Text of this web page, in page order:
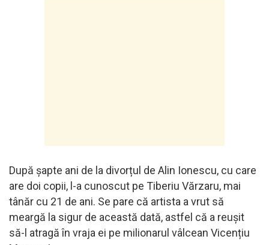
După șapte ani de la divorțul de Alin Ionescu, cu care
are doi copii, l-a cunoscut pe Tiberiu Vărzaru, mai
tânăr cu 21 de ani. Se pare că artista a vrut să
meargă la sigur de această dată, astfel că a reușit
să-l atragă în vraja ei pe milionarul vâlcean Vicențiu